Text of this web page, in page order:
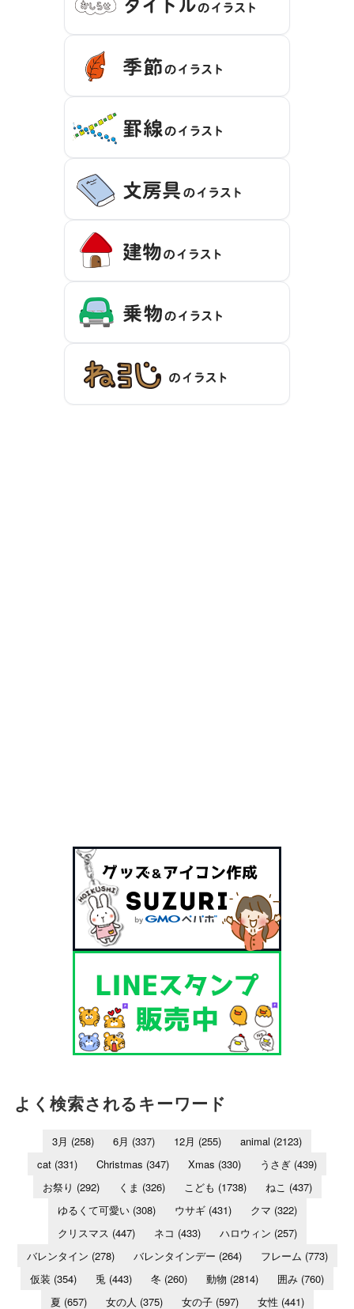
よく検索されるキーワード
3月 (258) 6月 (337) 12月 (255) animal (2123)
cat (331) Christmas (347) Xmas (330) うさぎ (439)
お祭り (292) くま (326) こども (1738) ねこ (437)
ゆるくて可愛い(308) ウサギ(431) クマ (322)
クリスマス (447) ネコ (433) ハロウィン (257)
バレンタイン (278) バレンタインデー (264) フレーム (773)
仮装 (354) 兎 (443) 冬 (260) 動物 (2814) 囲み (760)
夏 (657) 女の人 (375) 女の子(597) 女性 (441)